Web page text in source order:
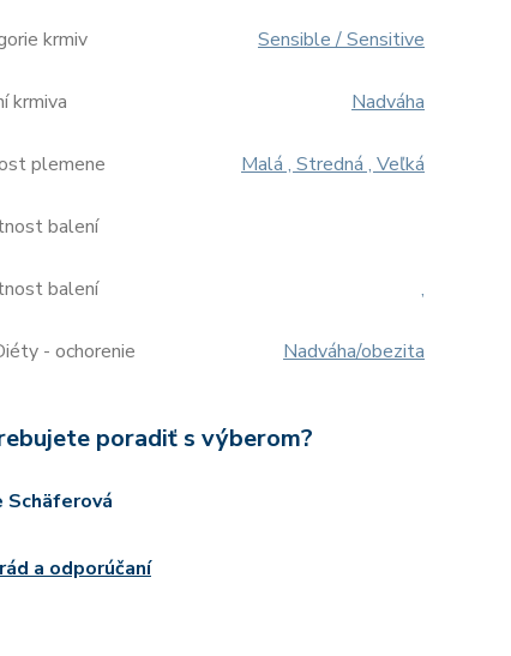
krmiv Sensible / Sensitive
krmiva Nadváha
plemene Malá , Stredná , Veľká
balení
balení ,
- ochorenie Nadváha/obezita
poradiť s výberom?
Schäferová
a odporúčaní